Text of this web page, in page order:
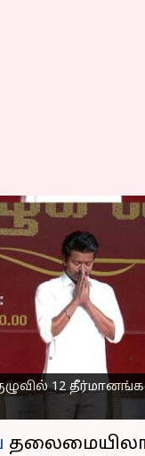
12
-
V Nov 05, 2025